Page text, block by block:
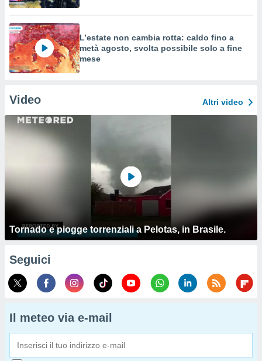
L’estate non cambia rotta: caldo fino a
metà agosto, svolta possibile solo a fine
mese
Video Altri video
Tornado e piogge torrenziali a Pelotas, in Brasile.
Seguici
Il meteo via e-mail